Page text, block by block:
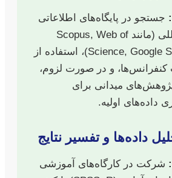
جستجو در پایگاه‌های اطلاعاتی
بین‌المللی (مانند Scopus, Web of
Science, Google Scholar)، استفاده از
کنفرانس‌ها، و در صورت لزوم،
پژوهش‌های میدانی برای
داده‌های اولیه.
داده‌ها و تفسیر نتایج
شرکت در کارگاه‌های آموزشی